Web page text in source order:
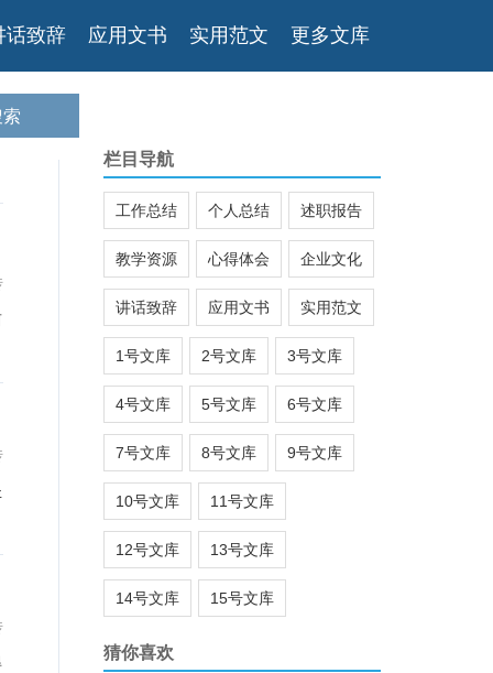
话致辞 应用文书 实用范文 更多文库
栏目导航
工作总结 个人总结 述职报告
教学资源 心得体会 企业文化
讲话致辞 应用文书 实用范文
1号文库 2号文库 3号文库
4号文库 5号文库 6号文库
7号文库 8号文库 9号文库
10号文库 11号文库
12号文库 13号文库
14号文库 15号文库
猜你喜欢